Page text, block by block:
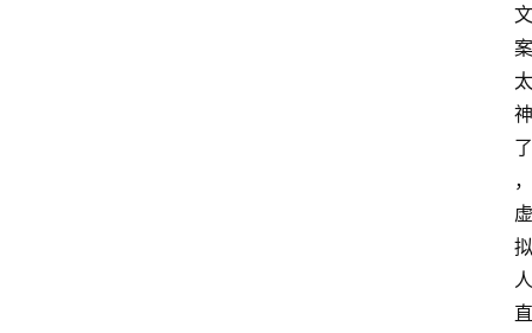
文
案
太
神
了
，
虚
拟
人
直